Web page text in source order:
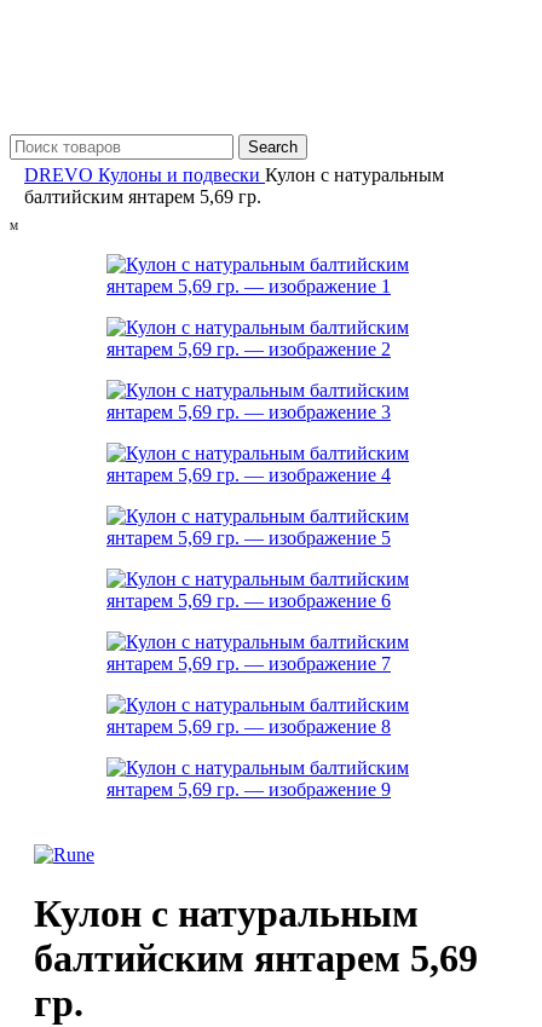
Search
DREVO Кулоны и подвески Кулон с натуральным
балтийским янтарем 5,69 гр.
M
Кулон с натуральным
балтийским янтарем 5,69
гр.